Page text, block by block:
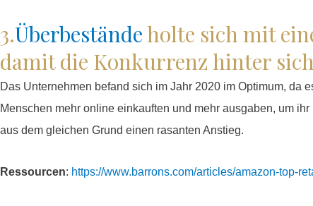
3.Überbeständeholte sich mit
damit die Konkurrenz hinter
Das Unternehmen befand sich im Jahr 2020 im Optimum,
Menschen mehr online einkauften und mehr ausgaben, um
aus dem gleichen Grund einen rasanten Anstieg.
Ressourcen: https://www.barrons.com/articles/amazon-top-